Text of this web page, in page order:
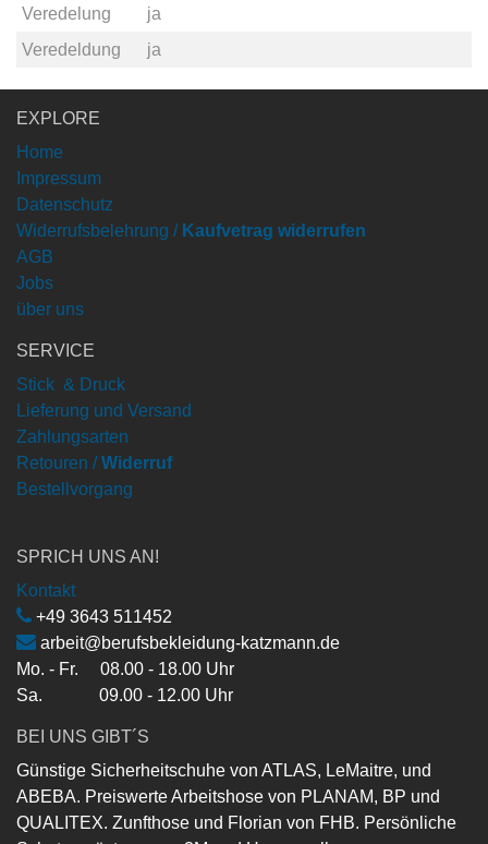
Veredelung
ja
Veredeldung
ja
EXPLORE
Home
Impressum
Datenschutz
Widerrufsbelehrung / Kaufvetrag widerrufen
AGB
Jobs
über uns
SERVICE
Stick & Druck
Lieferung und Versand
Zahlungsarten
Retouren / Widerruf
Bestellvorgang
SPRICH UNS AN!
Kontakt
+49 3643 511452
arbeit@berufsbekleidung-katzmann.de
Mo. - Fr. 08.00 - 18.00 Uhr
Sa. 09.00 - 12.00 Uhr
BEI UNS GIBT´S
Günstige Sicherheitschuhe von ATLAS, LeMaitre, und
ABEBA. Preiswerte Arbeitshose von PLANAM, BP und
QUALITEX. Zunfthose und Florian von FHB. Persönliche